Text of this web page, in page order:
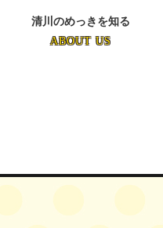
清川のめっきを知る
ABOUT US